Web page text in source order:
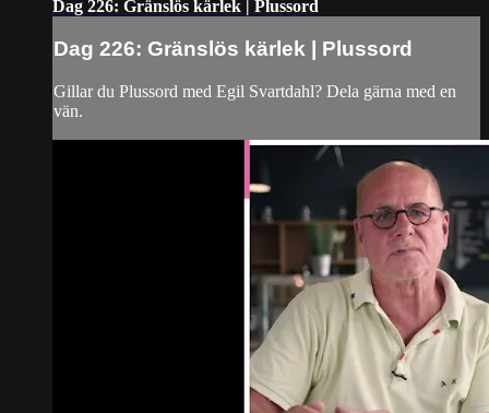
Dag 226: Gränslös kärlek | Plussord
Dag 226: Gränslös kärlek | Plussord
Gillar du Plussord med Egil Svartdahl? Dela gärna med en
vän.